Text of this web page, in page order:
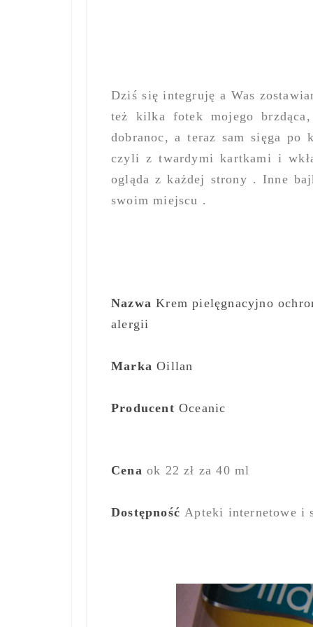
Dziś się integruję a Was
też kilka fotek mojego
dobranoc, a teraz sam sięga
czyli z twardymi kartkami i
ogląda z każdej strony . Inne
swoim miejscu .
Nazwa Krem pielęgnacyjno
alergii
Marka Oillan
Producent Oceanic
Cena ok 22 zł za 40 ml
Dostępność Apteki internetowe i